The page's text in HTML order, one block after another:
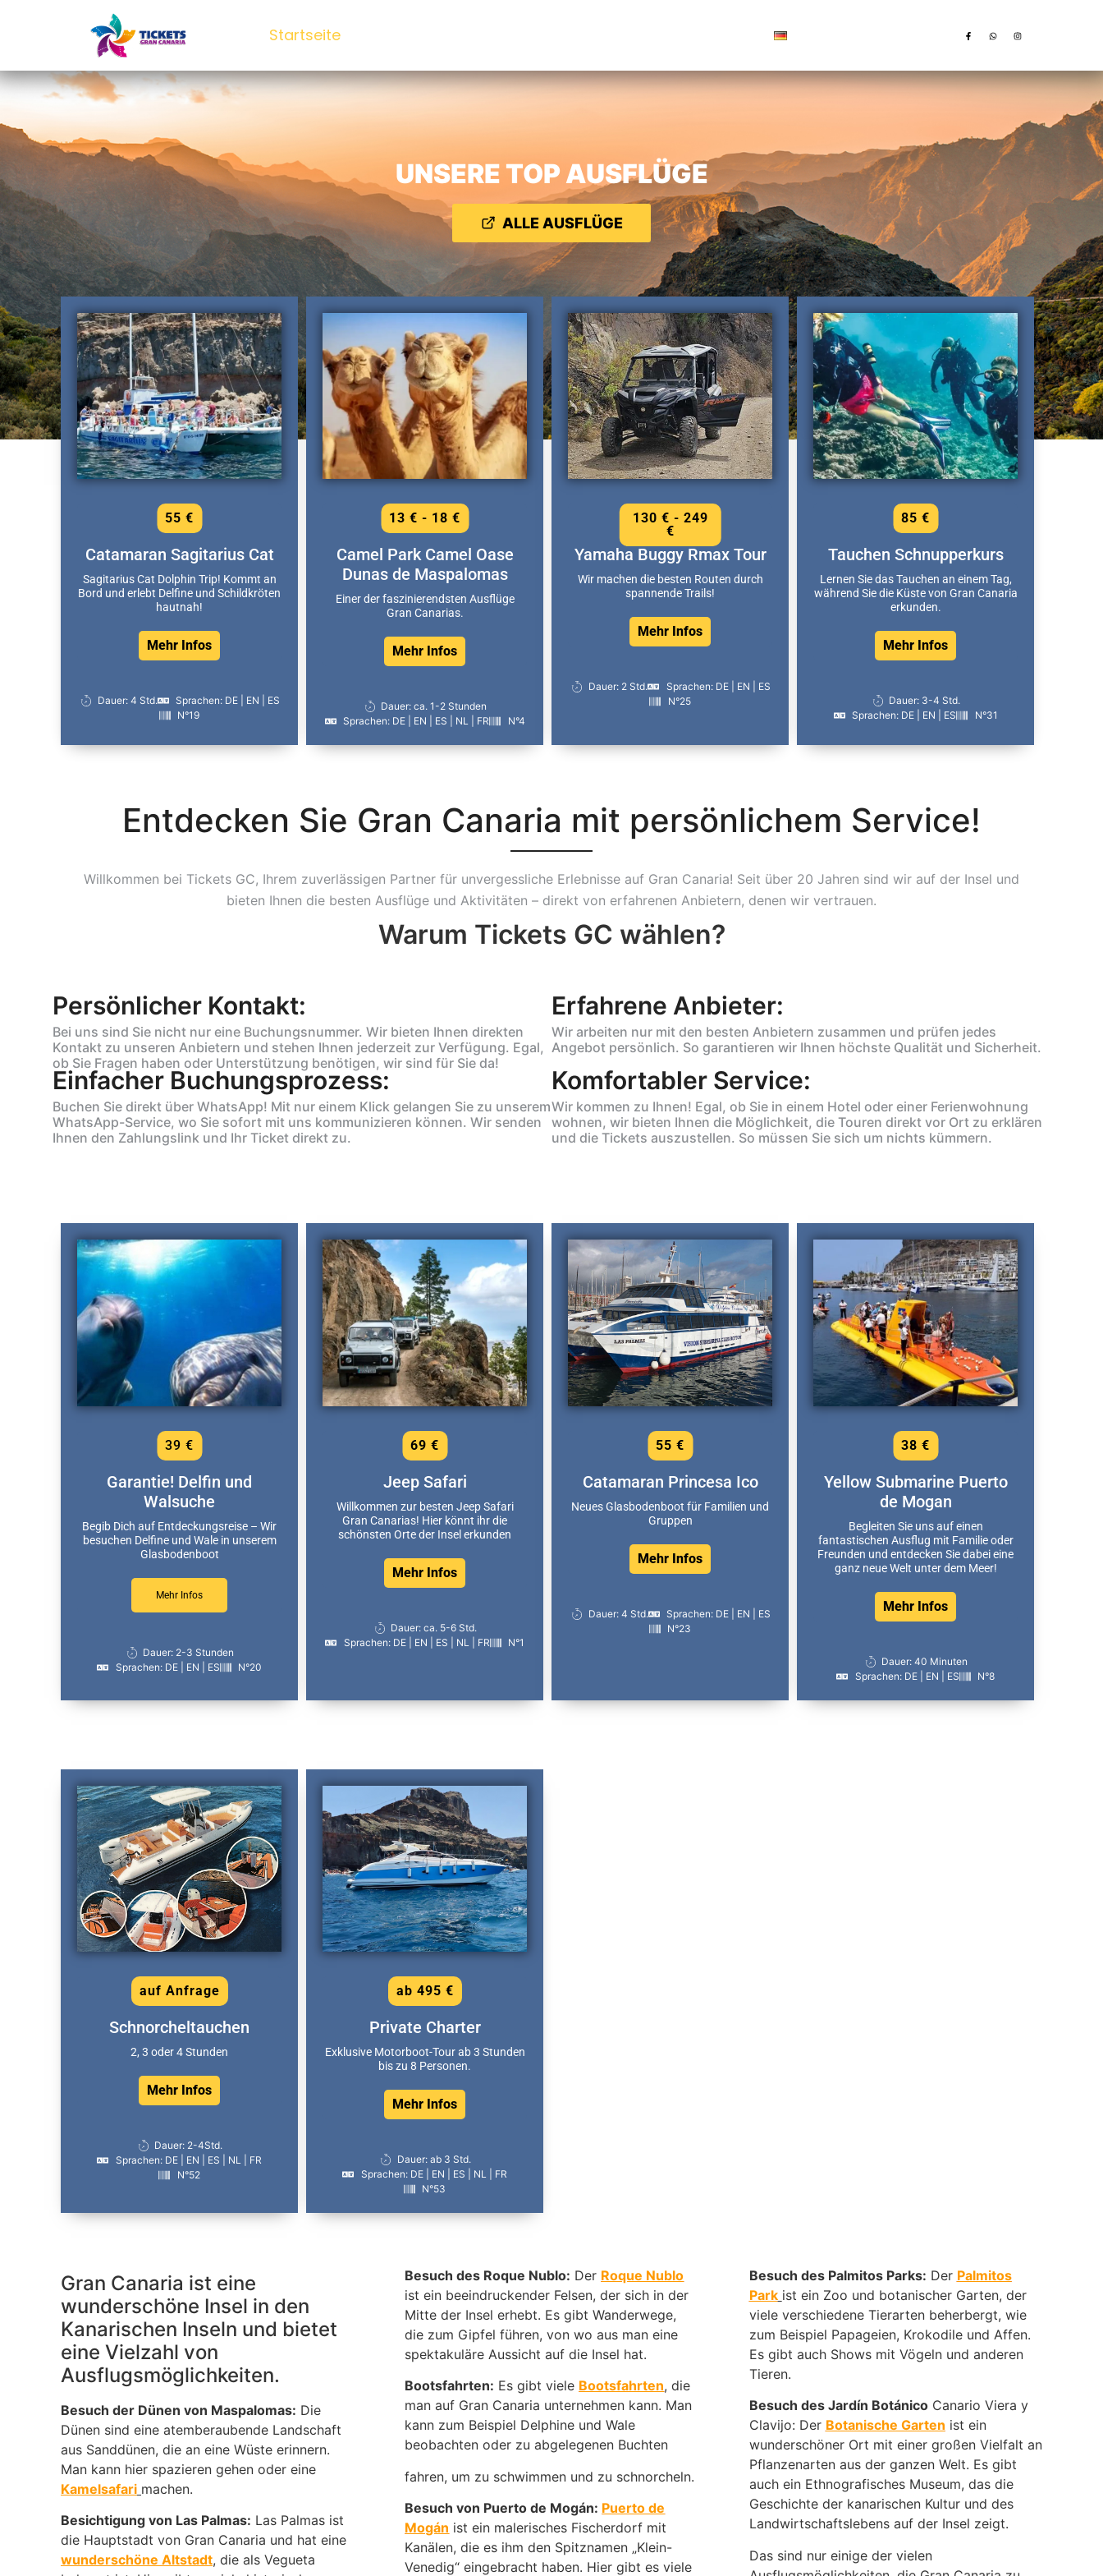
Startseite
UNSERE TOP AUSFLÜGE
ALLE AUSFLÜGE
Catamaran Sagitarius Cat
Sagitarius Cat Dolphin Trip! Kommt an
Bord und erlebt Delfine und Schildkröten
hautnah!
Mehr Infos
55 €
Dauer: 4 Std.
Sprachen: DE | EN | ES
N°19
Camel Park Camel Oase
Dunas de Maspalomas
Einer der faszinierendsten Ausflüge
Gran Canarias.
Mehr Infos
13 € - 18 €
Dauer: ca. 1-2 Stunden
Sprachen: DE | EN | ES | NL | FR
N°4
Yamaha Buggy Rmax Tour
Wir machen die besten Routen durch
spannende Trails!
Mehr Infos
130 € - 249
€
Dauer: 2 Std.
Sprachen: DE | EN | ES
N°25
Tauchen Schnupperkurs
Lernen Sie das Tauchen an einem Tag,
während Sie die Küste von Gran Canaria
erkunden.
Mehr Infos
85 €
Dauer: 3-4 Std.
Sprachen: DE | EN | ES
N°31
Entdecken Sie Gran Canaria mit persönlichem Service!
Willkommen bei Tickets GC, Ihrem zuverlässigen Partner für unvergessliche Erlebnisse auf Gran Canaria! Seit über 20 Jahren sind wir auf der Insel und
bieten Ihnen die besten Ausflüge und Aktivitäten – direkt von erfahrenen Anbietern, denen wir vertrauen.
Warum Tickets GC wählen?
Persönlicher Kontakt:
Bei uns sind Sie nicht nur eine Buchungsnummer. Wir bieten Ihnen direkten
Kontakt zu unseren Anbietern und stehen Ihnen jederzeit zur Verfügung. Egal,
ob Sie Fragen haben oder Unterstützung benötigen, wir sind für Sie da!
Erfahrene Anbieter:
Wir arbeiten nur mit den besten Anbietern zusammen und prüfen jedes
Angebot persönlich. So garantieren wir Ihnen höchste Qualität und Sicherheit.
Einfacher Buchungsprozess:
Buchen Sie direkt über WhatsApp! Mit nur einem Klick gelangen Sie zu unserem
WhatsApp-Service, wo Sie sofort mit uns kommunizieren können. Wir senden
Ihnen den Zahlungslink und Ihr Ticket direkt zu.
Komfortabler Service:
Wir kommen zu Ihnen! Egal, ob Sie in einem Hotel oder einer Ferienwohnung
wohnen, wir bieten Ihnen die Möglichkeit, die Touren direkt vor Ort zu erklären
und die Tickets auszustellen. So müssen Sie sich um nichts kümmern.
Garantie! Delfin und
Walsuche
Begib Dich auf Entdeckungsreise – Wir
besuchen Delfine und Wale in unserem
Glasbodenboot
Mehr Infos
39 €
Dauer: 2-3 Stunden
Sprachen: DE | EN | ES
N°20
Jeep Safari
Willkommen zur besten Jeep Safari
Gran Canarias! Hier könnt ihr die
schönsten Orte der Insel erkunden
Mehr Infos
69 €
Dauer: ca. 5-6 Std.
Sprachen: DE | EN | ES | NL | FR
N°1
Catamaran Princesa Ico
Neues Glasbodenboot für Familien und
Gruppen
Mehr Infos
55 €
Dauer: 4 Std.
Sprachen: DE | EN | ES
N°23
Yellow Submarine Puerto
de Mogan
Begleiten Sie uns auf einen
fantastischen Ausflug mit Familie oder
Freunden und entdecken Sie dabei eine
ganz neue Welt unter dem Meer!
Mehr Infos
38 €
Dauer: 40 Minuten
Sprachen: DE | EN | ES
N°8
Schnorcheltauchen
2, 3 oder 4 Stunden
Mehr Infos
auf Anfrage
Dauer: 2-4Std.
Sprachen: DE | EN | ES | NL | FR
N°52
Private Charter
Exklusive Motorboot-Tour ab 3 Stunden
bis zu 8 Personen.
Mehr Infos
ab 495 €
Dauer: ab 3 Std.
Sprachen: DE | EN | ES | NL | FR
N°53
Gran Canaria ist eine
wunderschöne Insel in den
Kanarischen Inseln und bietet
eine Vielzahl von
Ausflugsmöglichkeiten.
Besuch der Dünen von Maspalomas: Die
Dünen sind eine atemberaubende Landschaft
aus Sanddünen, die an eine Wüste erinnern.
Man kann hier spazieren gehen oder eine
Kamelsafari machen.
Besichtigung von Las Palmas: Las Palmas ist
die Hauptstadt von Gran Canaria und hat eine
wunderschöne Altstadt, die als Vegueta
Besuch des Roque Nublo: Der Roque Nublo
ist ein beeindruckender Felsen, der sich in der
Mitte der Insel erhebt. Es gibt Wanderwege,
die zum Gipfel führen, von wo aus man eine
spektakuläre Aussicht auf die Insel hat.
Bootsfahrten: Es gibt viele Bootsfahrten, die
man auf Gran Canaria unternehmen kann. Man
kann zum Beispiel Delphine und Wale
beobachten oder zu abgelegenen Buchten
fahren, um zu schwimmen und zu schnorcheln.
Besuch von Puerto de Mogán: Puerto de
Mogán ist ein malerisches Fischerdorf mit
Kanälen, die es ihm den Spitznamen „Klein-
Venedig“ eingebracht haben. Hier gibt es viele
Besuch des Palmitos Parks: Der Palmitos
Park ist ein Zoo und botanischer Garten, der
viele verschiedene Tierarten beherbergt, wie
zum Beispiel Papageien, Krokodile und Affen.
Es gibt auch Shows mit Vögeln und anderen
Tieren.
Besuch des Jardín BotánicoCanario Viera y
Clavijo: Der Botanische Garten ist ein
wunderschöner Ort mit einer großen Vielfalt an
Pflanzenarten aus der ganzen Welt. Es gibt
auch ein Ethnografisches Museum, das die
Geschichte der kanarischen Kultur und des
Landwirtschaftslebens auf der Insel zeigt.
Das sind nur einige der vielen